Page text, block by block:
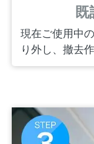
既
現在ご使用中
り外し、撤去